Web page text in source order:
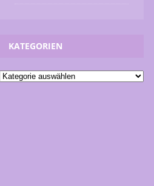
KATEGORIEN